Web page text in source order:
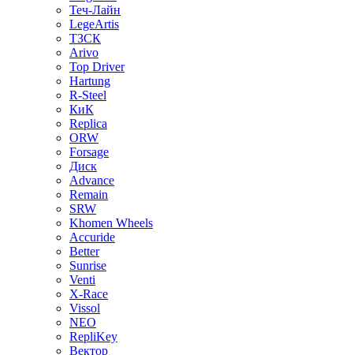
Теч-Лайн
LegeArtis
ТЗСК
Arivo
Top Driver
Hartung
R-Steel
КиК
Replica
ORW
Forsage
Диск
Advance
Remain
SRW
Khomen Wheels
Accuride
Better
Sunrise
Venti
X-Race
Vissol
NEO
RepliKey
Вектор